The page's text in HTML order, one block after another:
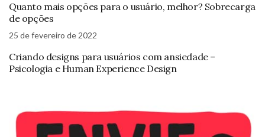
Quanto mais opções para o usuário, melhor? Sobrecarga
de opções
25 de fevereiro de 2022
Criando designs para usuários com ansiedade –
Psicologia e Human Experience Design